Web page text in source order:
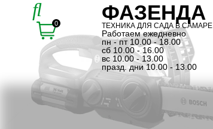
0 ФАЗЕНДА
ТЕХНИКА ДЛЯ САДА В САМАРЕ
Работаем ежедневно
пн - пт 10.00 - 18.00
сб 10.00 - 16.00
вс 10.00 - 13.00
празд. дни 10.00 - 13.00